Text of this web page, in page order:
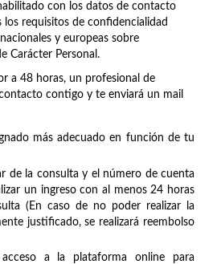
con los datos de contacto
requisitos de confidencialidad
y europeas sobre
Carácter Personal.
a 48 horas, un profesional de
contigo y te enviará un mail
más adecuado en función de tu
de la consulta y el número de cuenta
un ingreso con al menos 24 horas
(En caso de no poder realizar la
justificado, se realizará reembolso
acceso a la plataforma online para